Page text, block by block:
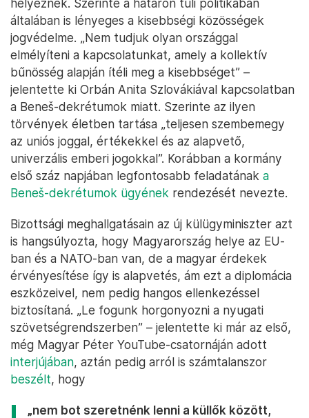
általában is lényeges a kisebbségi közösségek
jogvédelme. „Nem tudjuk olyan országgal
elmélyíteni a kapcsolatunkat, amely a kollektív
bűnösség alapján ítéli meg a kisebbséget” –
jelentette ki Orbán Anita Szlovákiával kapcsolatban
a Beneš-dekrétumok miatt. Szerinte az ilyen
törvények életben tartása „teljesen szembemegy
az uniós joggal, értékekkel és az alapvető,
univerzális emberi jogokkal”. Korábban a kormány
első száz napjában legfontosabb feladatának a
Beneš-dekrétumok ügyének rendezését nevezte.
Bizottsági meghallgatásain az új külügyminiszter azt
is hangsúlyozta, hogy Magyarország helye az EU-
ban és a NATO-ban van, de a magyar érdekek
érvényesítése így is alapvetés, ám ezt a diplomácia
eszközeivel, nem pedig hangos ellenkezéssel
biztosítaná. „Le fogunk horgonyozni a nyugati
szövetségrendszerben” – jelentette ki már az első,
még Magyar Péter YouTube-csatornáján adott
interjújában, aztán pedig arról is számtalanszor
beszélt, hogy
„nem bot szeretnénk lenni a küllők között,